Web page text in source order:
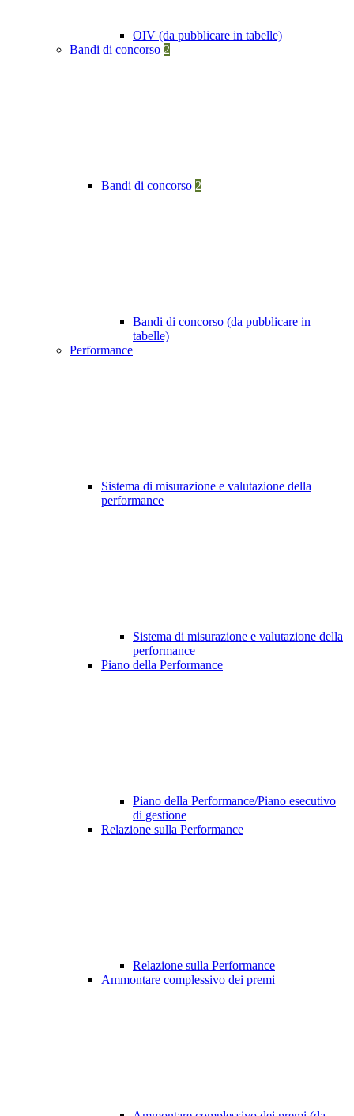
OIV (da pubblicare in tabelle)
Bandi di concorso 2
Bandi di concorso 2
Bandi di concorso (da pubblicare in
tabelle)
Performance
Sistema di misurazione e valutazione della
performance
Sistema di misurazione e valutazione della
performance
Piano della Performance
Piano della Performance/Piano esecutivo
di gestione
Relazione sulla Performance
Relazione sulla Performance
Ammontare complessivo dei premi